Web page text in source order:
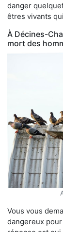
danger
êtres vivants
À Décines-
mort des
Vous vous
dangereux